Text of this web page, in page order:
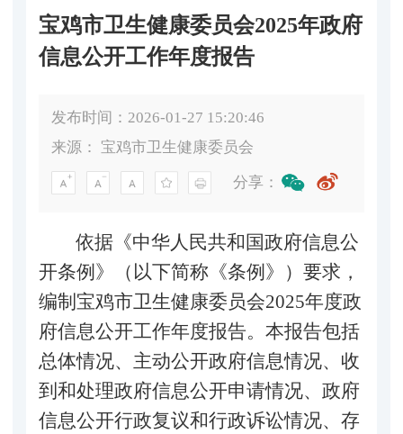
宝鸡市卫生健康委员会2025年政府
信息公开工作年度报告
发布时间：2026-01-27 15:20:46
来源： 宝鸡市卫生健康委员会
分享：
依据 《中华人民共和国政府信息公
开条例》（以下简称《条例》） 要求 ，
编制宝鸡市卫生健康委员会2025年度政
府信息公开工作年度报告。本报告包括
总体情况、主动公开政府信息情况、收
到和处理政府信息公开申请情况、政府
信息公开行政复议和行政诉讼情况、存